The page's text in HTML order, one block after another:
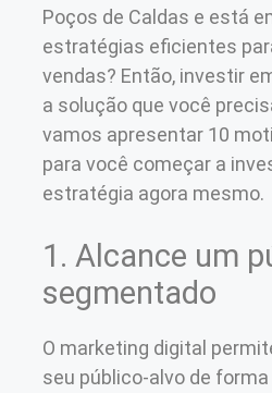
Poços de Caldas e está
estratégias eficientes
vendas? Então, investir
a solução que você
vamos apresentar 10
para você começar a
estratégia agora mesmo.
1. Alcance um
segmentado
O marketing digital
seu público-alvo de